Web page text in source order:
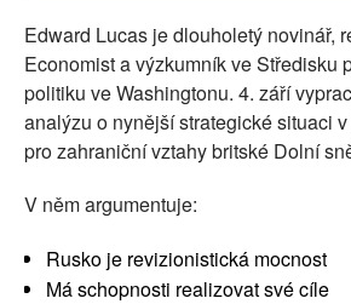
PŘÍSPĚVKY NA PROVOZ
SOCIÁLNÍ SÍTĚ
Edward Lucas je dlouholetý novinář,
Economist a výzkumník ve Středisku
politiku ve Washingtonu. 4. září
analýzu o nynější strategické situaci
pro zahraniční vztahy britské Dolní
V něm argumentuje:
Rusko je revizionistická mocnost
Má schopnosti realizovat své cíle